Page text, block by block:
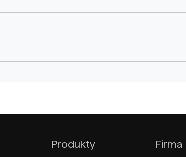
Produkty Firma